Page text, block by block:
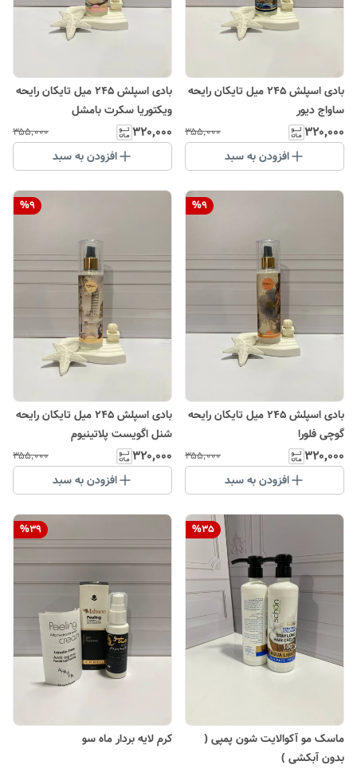
بادی اسپلش ۲۴۵ میل تایکان رایحه
ساواج دیور
۳۲۰٬۰۰۰ ۳۵۵٬۰۰۰
افزودن به سبد
بادی اسپلش ۲۴۵ میل تایکان رایحه
ویکتوریا سکرت بامشل
۳۲۰٬۰۰۰ ۳۵۵٬۰۰۰
افزودن به سبد
%9
بادی اسپلش ۲۴۵ میل تایکان رایحه
گوچی فلورا
۳۲۰٬۰۰۰ ۳۵۵٬۰۰۰
افزودن به سبد
%9
بادی اسپلش ۲۴۵ میل تایکان رایحه
شنل اگویست پلاتینیوم
۳۲۰٬۰۰۰ ۳۵۵٬۰۰۰
افزودن به سبد
%35
ماسک مو آکوالایت شون پمپی (
بدون آبکشی )
%39
کرم لایه بردار ماه سو